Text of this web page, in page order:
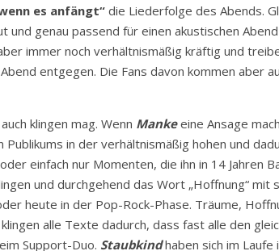
es anfängt“die Liederfolge des Abends.
genau passend für einen akustischen
immer noch verhältnismäßig kräftig und
entgegen. Die Fans davon kommen aber
klingen mag. Wenn Mankeeine Ansage
in der verhältnismäßig hohen und
einfach nur Momenten, die ihn in 14 Jahren
und durchgehend das Wort „Hoffnung“
heute in der Pop-Rock-Phase. Träume,
alle Texte dadurch, dass fast alle den
Support-Duo. Staubkindhaben sich im Laufe